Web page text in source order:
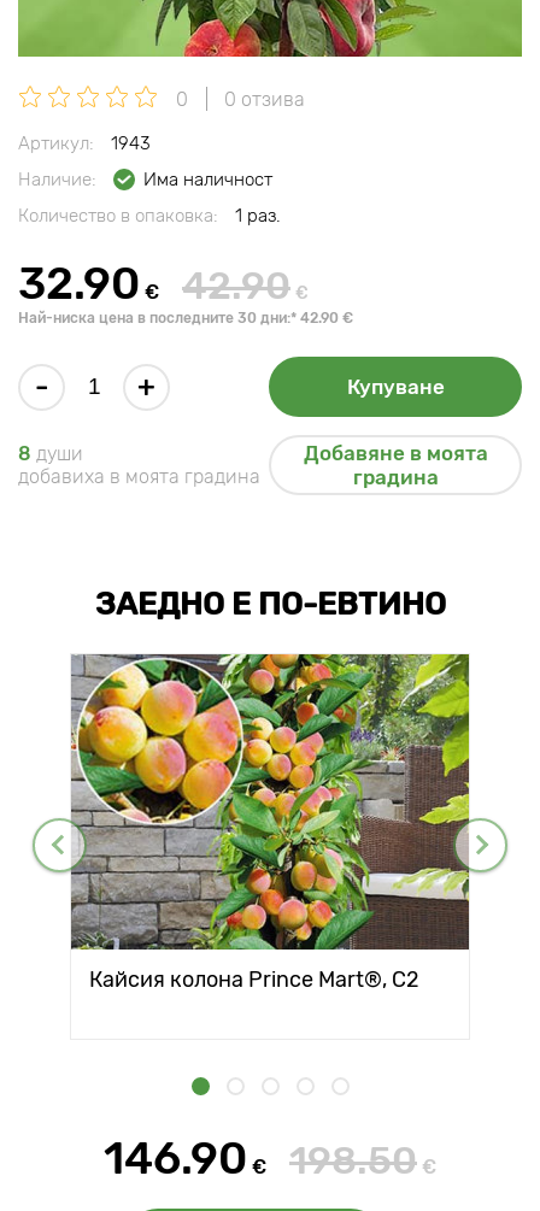
0 0 отзива
Артикул:
1943
Наличие:
Има наличност
Количество в опаковка:
1 раз.
32.90 € 42.90 €
Най-ниска цена в последните 30 дни:* 42.90 €
- + Купуване
8 души
добавиха в моята градина
Добавяне в моята
градина
ЗАЕДНО Е ПО-ЕВТИНО
Кайсия колона Prince Mart®, C2
146.90 € 198.50 €